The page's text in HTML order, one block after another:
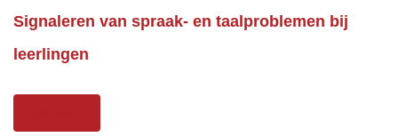
Signaleren van spraak- en taalproblemen bij
leerlingen